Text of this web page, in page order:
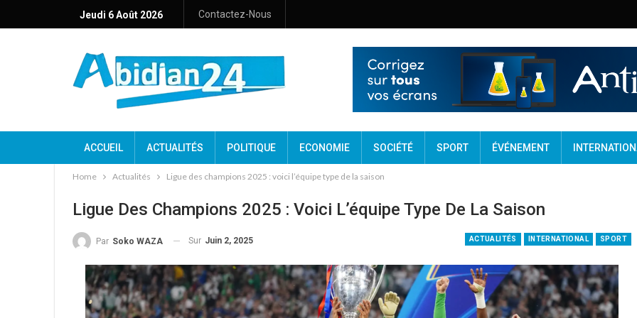
Jeudi 6 Août 2026 Contactez-Nous
ACCUEIL ACTUALITÉS POLITIQUE ECONOMIE SOCIÉTÉ SPORT ÉVÉNEMENT
Home Actualités Ligue des champions 2025 : voici l’équipe type de la saison
Ligue Des Champions 2025 : Voici L’équipe Type De La Saison
ACTUALITÉS INTERNATIONAL SPORT
Par Soko WAZA Sur Juin 2, 2025